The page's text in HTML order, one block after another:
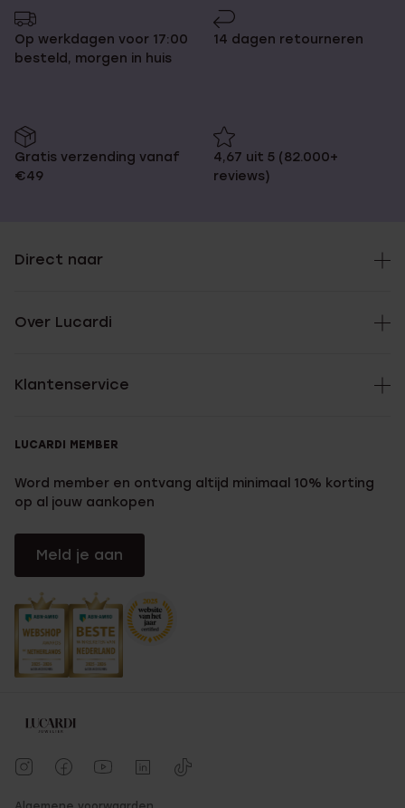
Op werkdagen voor 17:00
besteld, morgen in huis
14 dagen retourneren
Gratis verzending vanaf
€49
4,67 uit 5 (82.000+
reviews)
Direct naar
Over Lucardi
Klantenservice
LUCARDI MEMBER
Word member en ontvang altijd minimaal 10% korting
op al jouw aankopen
Meld je aan